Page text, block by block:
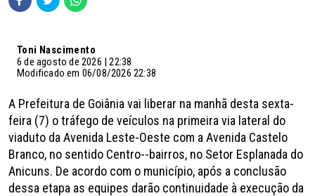
Toni Nascimento
6 de agosto de 2026 | 22:38
Modificado em 06/08/2026 22:38
A Prefeitura de Goiânia vai liberar na manhã desta sexta-
feira (7) o tráfego de veículos na primeira via lateral do
viaduto da Avenida Leste-Oeste com a Avenida Castelo
Branco, no sentido Centro--bairros, no Setor Esplanada do
Anicuns. De acordo com o município, após a conclusão
dessa etapa as equipes darão continuidade à execução da